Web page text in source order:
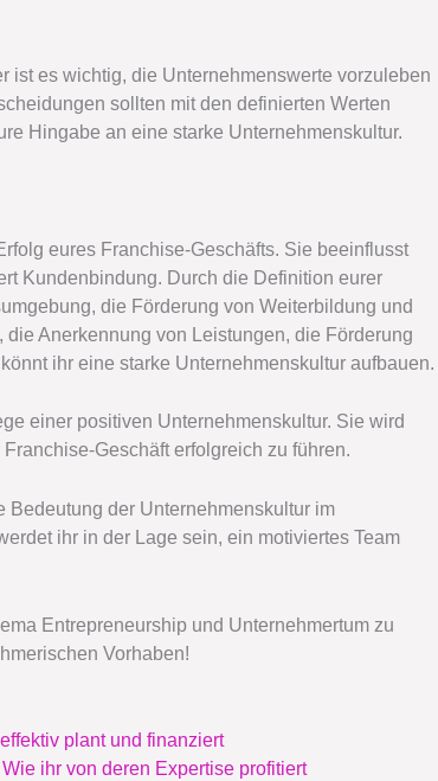
ist es wichtig, die Unternehmenswerte vorzuleben
sollten mit den definierten Werten
Hingabe an eine starke Unternehmenskultur.
eures Franchise-Geschäfts. Sie beeinflusst
Kundenbindung. Durch die Definition eurer
die Förderung von Weiterbildung und
Anerkennung von Leistungen, die Förderung
ihr eine starke Unternehmenskultur aufbauen.
einer positiven Unternehmenskultur. Sie wird
Geschäft erfolgreich zu führen.
Bedeutung der Unternehmenskultur im
ihr in der Lage sein, ein motiviertes Team
Entrepreneurship und Unternehmertum zu
Vorhaben!
plant und finanziert
ihr von deren Expertise profitiert